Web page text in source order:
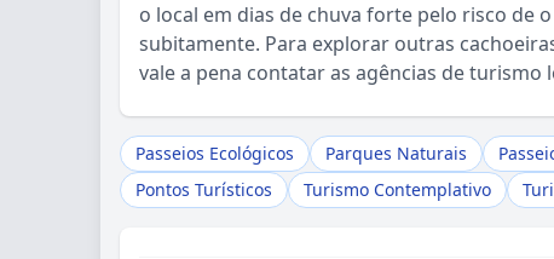
o local em dias de chuva forte pelo risco de
subitamente. Para explorar outras
vale a pena contatar as agências de turismo
Passeios Ecológicos Parques Naturais
Pontos Turísticos
Turismo Contemplativo
Sou Morador